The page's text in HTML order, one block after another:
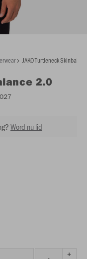
JAKO Turtleneck
2.0
Word nu lid
+